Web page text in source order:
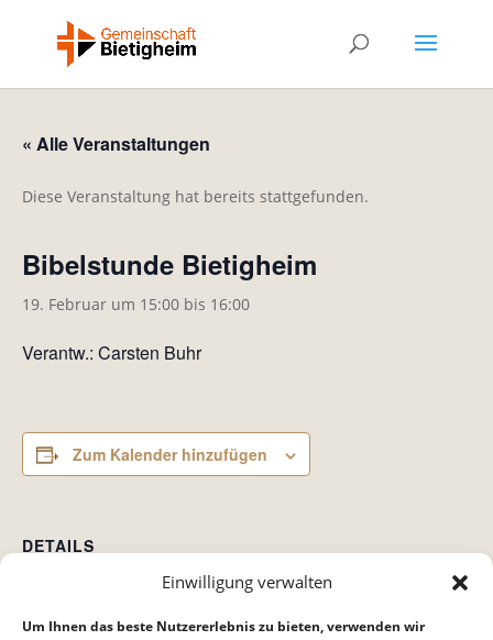
Einwilligung verwalten
Um Ihnen das beste Nutzererlebnis zu bieten, verwenden wir
« Alle Veranstaltungen
Diese Veranstaltung hat bereits stattgefunden.
Bibelstunde Bietigheim
19. Februar um 15:00 bis 16:00
Verantw.: Carsten Buhr
Zum Kalender hinzufügen
DETAILS